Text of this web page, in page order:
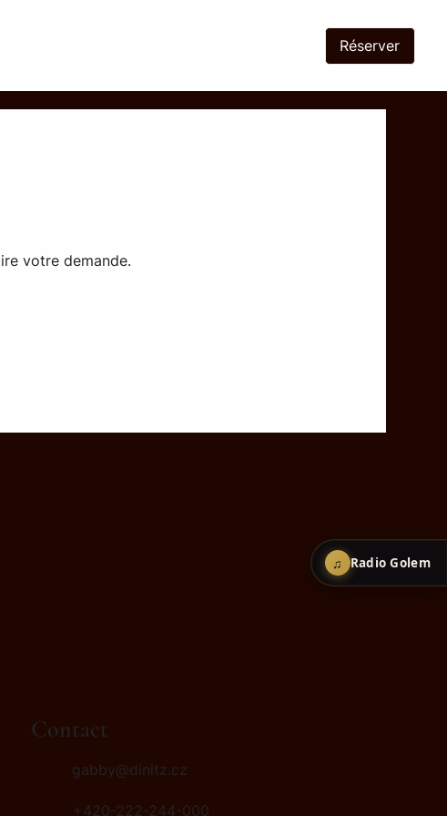
Réserver
votre demande.
Contact
gabby@dinitz.cz
+420-222-244-000
♫ Radio Golem